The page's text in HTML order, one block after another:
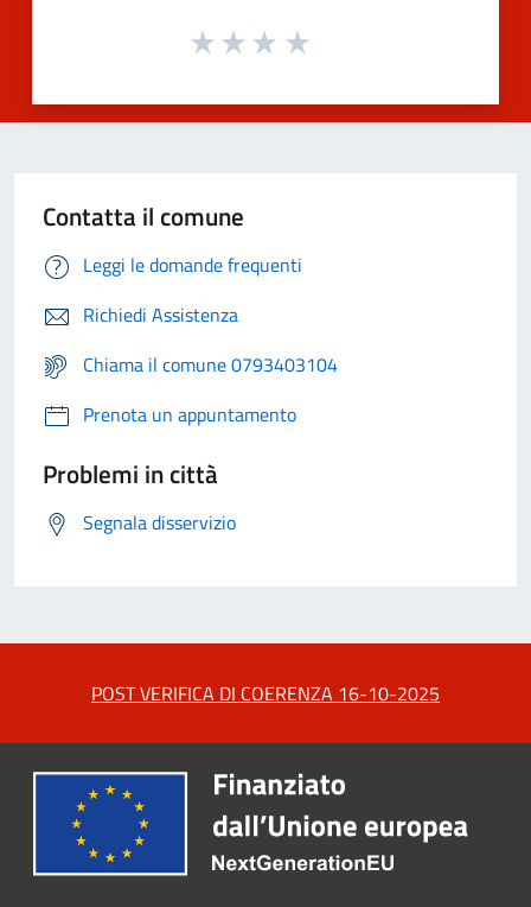
Contatta il comune
Leggi le domande frequenti
Richiedi Assistenza
Chiama il comune 0793403104
Prenota un appuntamento
Problemi in città
Segnala disservizio
POST VERIFICA DI COERENZA 16-10-2025